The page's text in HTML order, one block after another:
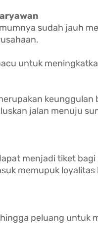
sudah jauh
untuk
keunggulan
jalan menuju
menjadi tiket bagi
memupuk loyalitas
peluang untuk